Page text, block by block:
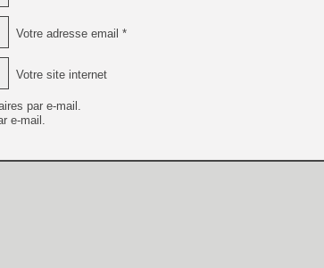
[Mo5] Deux inédits du
[GK] Le beat'em up The
[GK] Endless Legend 2 :
[LS] [PS5] Premiers
Votre adresse email *
Votre site internet
par e-mail.
e-mail.